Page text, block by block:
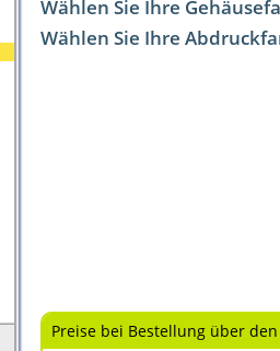
Wählen Sie Ihre
Wählen Sie Ihre
Preise bei Bestellung über